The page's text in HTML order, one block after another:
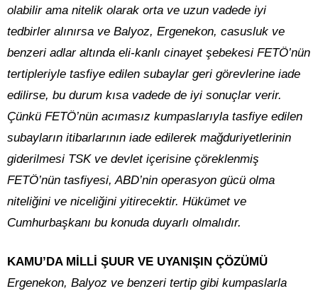
olabilir ama nitelik olarak orta ve uzun vadede iyi
tedbirler alınırsa ve Balyoz, Ergenekon, casusluk ve
benzeri adlar altında eli-kanlı cinayet şebekesi FETÖ’nün
tertipleriyle tasfiye edilen subaylar geri görevlerine iade
edilirse, bu durum kısa vadede de iyi sonuçlar verir.
Çünkü FETÖ’nün acımasız kumpaslarıyla tasfiye edilen
subayların itibarlarının iade edilerek mağduriyetlerinin
giderilmesi TSK ve devlet içerisine çöreklenmiş
FETÖ’nün tasfiyesi, ABD’nin operasyon gücü olma
niteliğini ve niceliğini yitirecektir. Hükümet ve
Cumhurbaşkanı bu konuda duyarlı olmalıdır.
KAMU’DA MİLLİ ŞUUR VE UYANIŞIN ÇÖZÜMÜ
Ergenekon, Balyoz ve benzeri tertip gibi kumpaslarla